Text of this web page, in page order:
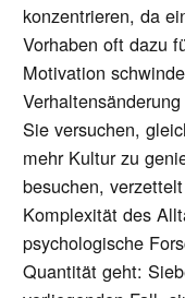
konzentrieren, da
Vorhaben oft dazu
Motivation
Sie versuchen,
mehr Kultur zu
besuchen,
Komplexität des
psychologische
Quantität geht: